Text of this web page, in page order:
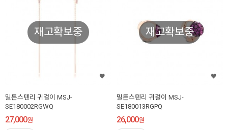
재고확보중
밀튼스텐리 귀걸이 MSJ-
SE180002RGWQ
27,000원
재고확보중
밀튼스텐리 귀걸이 MSJ-
SE180013RGPQ
26,000원